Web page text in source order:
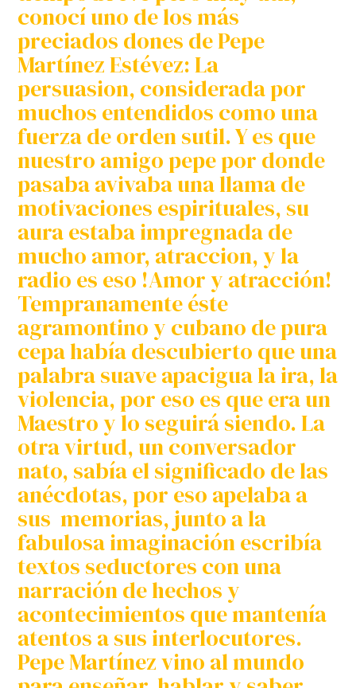
conocí uno de los más
preciados dones de Pepe
Martínez Estévez: La
persuasion, considerada por
muchos entendidos como una
fuerza de orden sutil. Y es que
nuestro amigo pepe por donde
pasaba avivaba una llama de
motivaciones espirituales, su
aura estaba impregnada de
mucho amor, atraccion, y la
radio es eso !Amor y atracción!
Tempranamente éste
agramontino y cubano de pura
cepa había descubierto que una
palabra suave apacigua la ira, la
violencia, por eso es que era un
Maestro y lo seguirá siendo. La
otra virtud, un conversador
nato, sabía el significado de las
anécdotas, por eso apelaba a
sus memorias, junto a la
fabulosa imaginación escribía
textos seductores con una
narración de hechos y
acontecimientos que mantenía
atentos a sus interlocutores.
Pepe Martínez vino al mundo